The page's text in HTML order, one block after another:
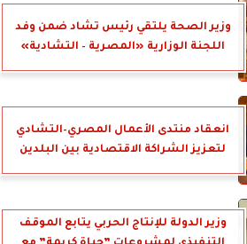
وزير الصحة يلتقي رئيس تشاد ضمن وفد
اللجنة الوزارية «المصرية – التشادية»
انعقاد منتدى الأعمال المصري–التشادي
لتعزيز الشراكة الاقتصادية بين البلدين
وزير الدولة للإنتاج الحربي يتابع الموقف